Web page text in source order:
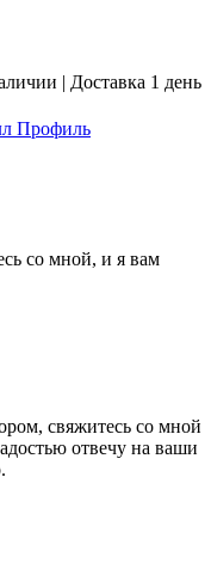
| Доставка 1 день
Профиль
со мной, и я вам
свяжитесь со мной
отвечу на ваши